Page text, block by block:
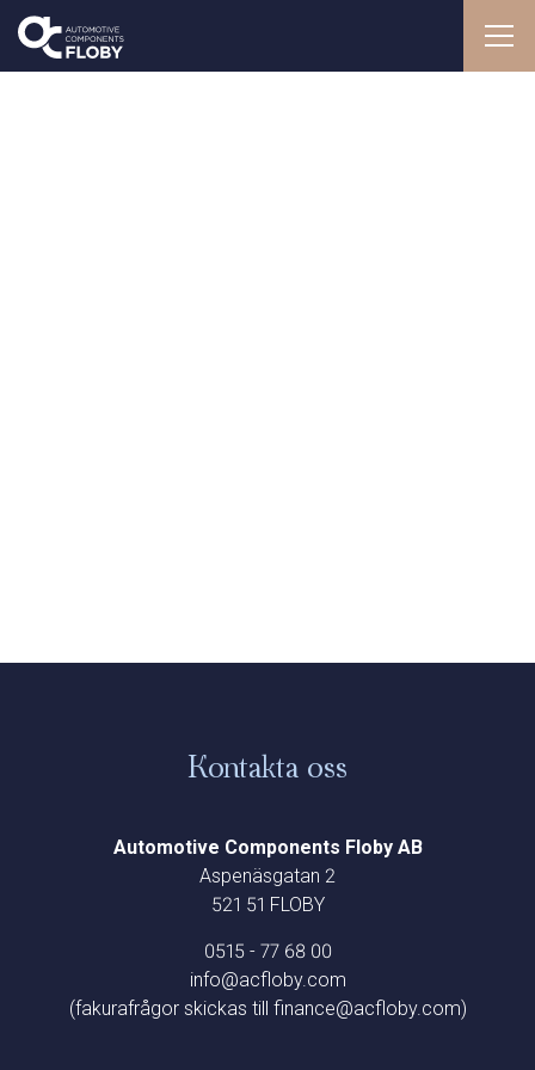
Kontakta oss
Automotive Components Floby AB
Aspenäsgatan 2
521 51 FLOBY
0515 - 77 68 00
info@acfloby.com
(fakurafrågor skickas till finance@acfloby.com)